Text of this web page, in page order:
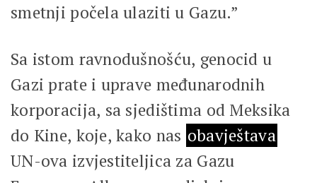
smetnji počela ulaziti u Gazu.”
Sa istom ravnodušnošću, genocid u
Gazi prate i uprave međunarodnih
korporacija, sa sjedištima od Meksika
do Kine, koje, kako nas obavještava
UN-ova izvjestiteljica za Gazu